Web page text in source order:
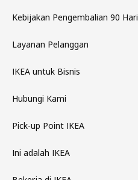
Kebijakan Pengembalian 90 Hari
Layanan Pelanggan
IKEA untuk Bisnis
Hubungi Kami
Pick-up Point IKEA
Ini adalah IKEA